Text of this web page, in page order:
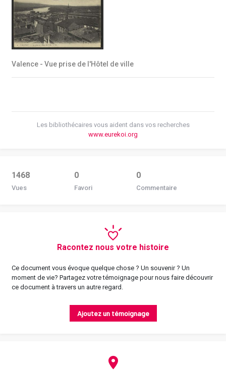
Valence - Vue prise de l'Hôtel de ville
Les bibliothécaires vous aident dans vos recherches
www.eurekoi.org
1468
Vues
0
Favori
0
Commentaire
Racontez nous votre histoire
Ce document vous évoque quelque chose ? Un souvenir ? Un
moment de vie? Partagez votre témoignage pour nous faire découvrir
ce document à travers un autre regard.
Ajoutez un témoignage